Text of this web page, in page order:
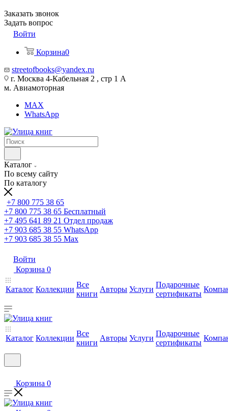
Заказать звонок
Задать вопрос
Войти
Корзина0
streetofbooks@yandex.ru
г. Москва 4-Кабельная 2 , стр 1 А
м. Авиамоторная
MAX
WhatsApp
Каталог
По всему сайту
По каталогу
+7 800 775 38 65
+7 800 775 38 65 Бесплатный
+7 495 641 89 21 Отдел продаж
+7 903 685 38 55 WhatsApp
+7 903 685 38 55 Max
Войти
Корзина 0
Каталог Коллекции
Все
книги
Авторы Услуги
Подарочные
сертификаты
Каталог Коллекции
Все
книги
Авторы Услуги
Подарочные
сертификаты
Корзина 0